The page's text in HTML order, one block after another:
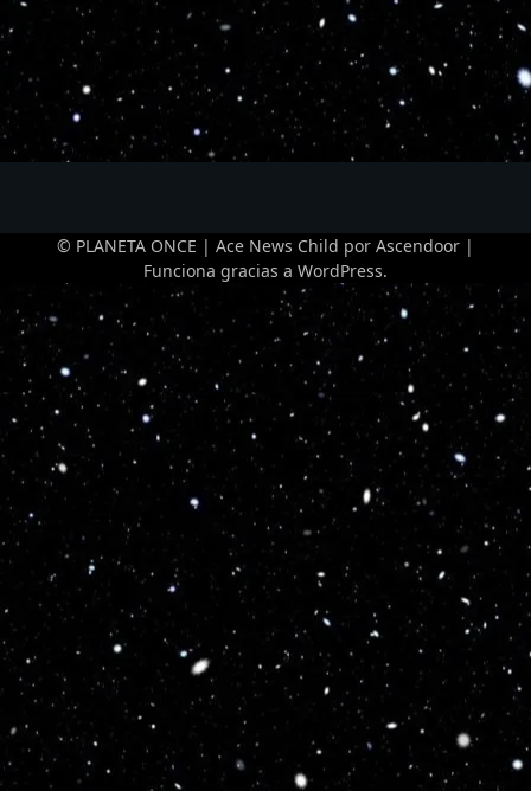
© PLANETA ONCE | Ace News Child por Ascendoor |
Funciona gracias a WordPress.